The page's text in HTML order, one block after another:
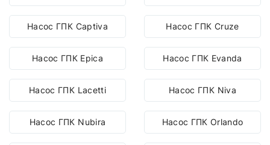
Насос ГПК Captiva Насос ГПК Cruze
Насос ГПК Epica Насос ГПК Evanda
Насос ГПК Lacetti Насос ГПК Niva
Насос ГПК Nubira Насос ГПК Orlando